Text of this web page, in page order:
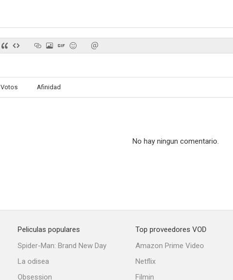
Votos Afinidad
No hay ningun comentario.
Peliculas populares
Spider-Man: Brand New Day
La odisea
Obsession
Top proveedores VOD
Amazon Prime Video
Netflix
Filmin